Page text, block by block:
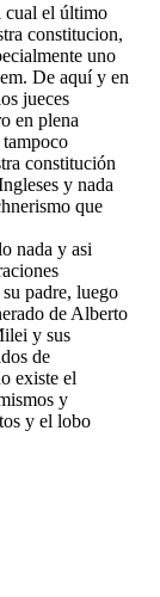
cual el último
constitucion,
uno
De aquí y en
jueces
en plena
constitución
y nada
que
nada y asi
padre, luego
de Alberto
y sus
de
existe el
y
y el lobo